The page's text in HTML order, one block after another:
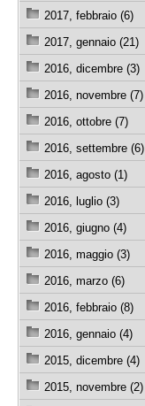
2017, febbraio (6)
2017, gennaio (21)
2016, dicembre (3)
2016, novembre (7)
2016, ottobre (7)
2016, settembre (6)
2016, agosto (1)
2016, luglio (3)
2016, giugno (4)
2016, maggio (3)
2016, marzo (6)
2016, febbraio (8)
2016, gennaio (4)
2015, dicembre (4)
2015, novembre (2)